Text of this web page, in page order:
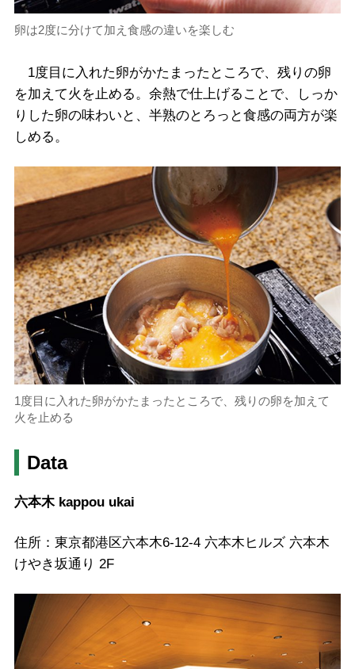
卵は2度に分けて加え食感の違いを楽しむ
1度目に入れた卵がかたまったところで、残りの卵
を加えて火を止める。余熱で仕上げることで、しっか
りした卵の味わいと、半熟のとろっと食感の両方が楽
しめる。
1度目に入れた卵がかたまったところで、残りの卵を加えて
火を止める
Data
六本木 kappou ukai
住所：東京都港区六本木6-12-4 六本木ヒルズ 六本木
けやき坂通り 2F